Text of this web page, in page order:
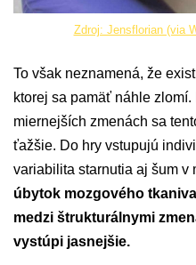
Zdroj: Jensflorian (via
To však neznamená, že
ktorej sa pamäť náhle
miernejších zmenách sa
ťažšie. Do hry vstupujú
variabilita starnutia aj šum v
úbytok mozgového
medzi štrukturálnymi
vystúpi jasnejšie.